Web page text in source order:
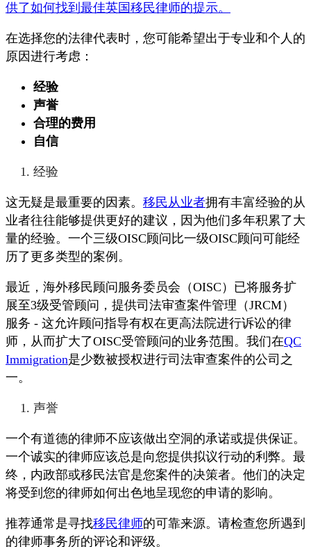
供了如何找到最佳英国移民律师的提示。
在选择您的法律代表时，您可能希望出于专业和个人的
原因进行考虑：
经验
声誉
合理的费用
自信
经验
这无疑是最重要的因素。 移民从业者拥有丰富经验的从
业者往往能够提供更好的建议，因为他们多年积累了大
量的经验。一个三级OISC顾问比一级OISC顾问可能经
历了更多类型的案例。
最近，海外移民顾问服务委员会（OISC）已将服务扩
展至3级受管顾问，提供司法审查案件管理（JRCM）
服务 - 这允许顾问指导有权在更高法院进行诉讼的律
师，从而扩大了OISC受管顾问的业务范围。我们在QC
Immigration是少数被授权进行司法审查案件的公司之
一。
声誉
一个有道德的律师不应该做出空洞的承诺或提供保证。
一个诚实的律师应该总是向您提供拟议行动的利弊。最
终，内政部或移民法官是您案件的决策者。他们的决定
将受到您的律师如何出色地呈现您的申请的影响。
推荐通常是寻找移民律师的可靠来源。请检查您所遇到
的律师事务所的评论和评级。